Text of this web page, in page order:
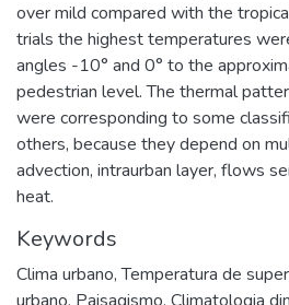
over mild compared with the
trials the highest temperatures
angles -10° and 0° to the
pedestrian level. The thermal
were corresponding to some
others, because they depend on
advection, intraurban layer, flows
heat.
Keywords
Clima urbano,Temperatura de